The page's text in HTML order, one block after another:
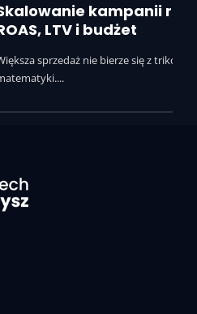
reklamowych:
się z trików, tylko z